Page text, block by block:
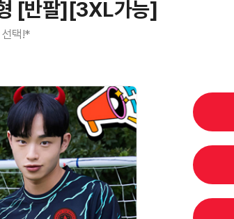
[반팔][3XL가능]
택!*